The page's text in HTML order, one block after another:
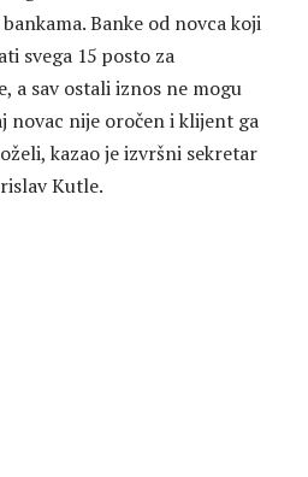
Banke od novca koji
svega 15 posto za
a sav ostali iznos ne mogu
novac nije oročen i klijent ga
kazao je izvršni sekretar
Kutle.